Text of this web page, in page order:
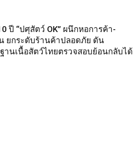
ปี “ปศุสัตว์ OK” ผนึกหอการค้า-
ยกระดับร้านค้าปลอดภัย ดัน
านเนื้อสัตว์ไทยตรวจสอบย้อนกลับได้